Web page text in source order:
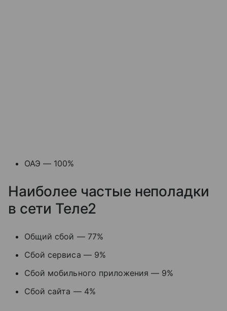
ОАЭ — 100%
Наиболее частые неполадки
в сети Теле2
Общий сбой — 77%
Сбой сервиса — 9%
Сбой мобильного приложения — 9%
Сбой сайта — 4%